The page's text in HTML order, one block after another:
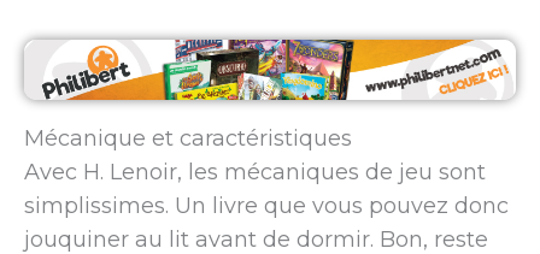
Mécanique et caractéristiques
Avec H. Lenoir, les mécaniques de jeu sont
simplissimes. Un livre que vous pouvez donc
jouquiner au lit avant de dormir. Bon, reste